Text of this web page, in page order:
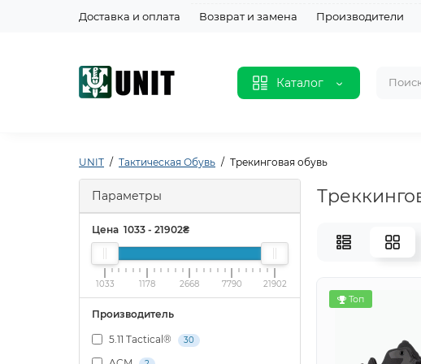
Доставка и оплата Возврат и замена Производители
Каталог
UNIT Тактическая Обувь Трекинговая обувь
Параметры
Цена 1033 - 21902₴
1033 1178 2668 7790 21902
Производитель
5.11 Tactical® 30
Топ